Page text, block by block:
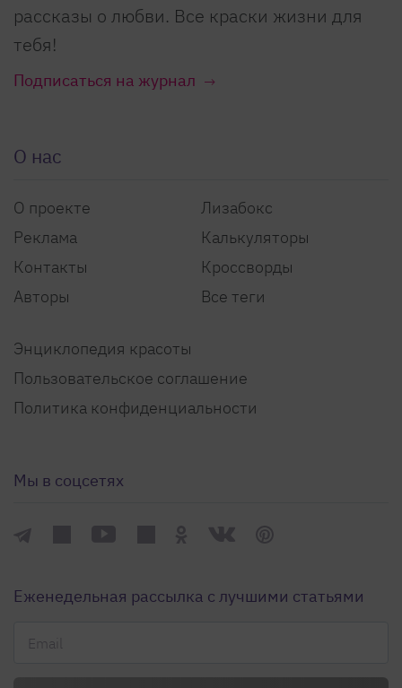
рассказы о любви. Все краски жизни для
тебя!
Подписаться на журнал
О нас
О проекте
Реклама
Контакты
Авторы
Лизабокс
Калькуляторы
Кроссворды
Все теги
Энциклопедия красоты
Пользовательское соглашение
Политика конфиденциальности
Мы в соцсетях
Еженедельная рассылка с лучшими статьями